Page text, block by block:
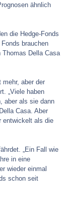
ähnlich
die Hedge-Fonds
brauchen
Thomas Della Casa
aber der
„Viele haben
aber als sie dann
Casa. Aber
entwickelt als die
„Ein Fall wie
in eine
wieder einmal
schon seit